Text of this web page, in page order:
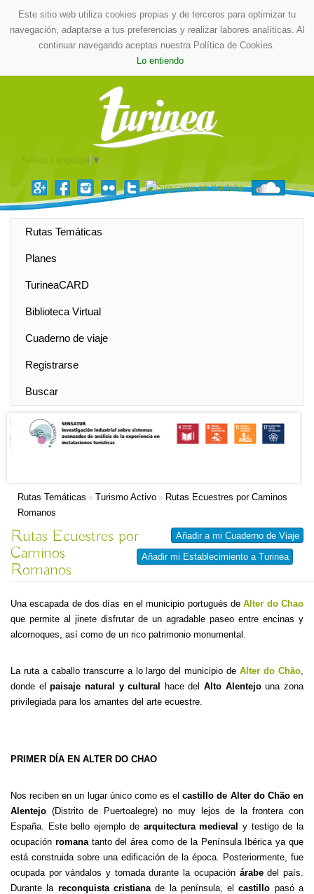
Este sitio web utiliza cookies propias y de terceros para optimizar tu
navegación, adaptarse a tus preferencias y realizar labores analíticas. Al
continuar navegando aceptas nuestra Política de Cookies.
Lo entiendo
▼
Rutas Temáticas
Planes
TurineaCARD
Biblioteca Virtual
Cuaderno de viaje
Registrarse
Buscar
Rutas Temáticas » Turismo Activo » Rutas Ecuestres por Caminos
Romanos
Añadir a mi Cuaderno de Viaje
Añadir mi Establecimiento a Turinea
Rutas Ecuestres por
Caminos
Romanos
Una escapada de dos días en el municipio portugués deAlter do Chao
que permite al jinete disfrutar de un agradable paseo entre encinas y
alcornoques, así como de un rico patrimonio monumental.
La ruta a caballo transcurre a lo largo del municipio deAlter do Chão,
donde elpaisaje natural y cultural hace delAlto Alentejouna zona
privilegiada para los amantes del arte ecuestre.
PRIMER DÍA EN ALTER DO CHAO
Nos reciben en un lugar único como es elcastillo de Alter do Chão en
Alentejo (Distrito de Puertoalegre) no muy lejos de la frontera con
España. Este bello ejemplo de arquitectura medieval y testigo de la
ocupación romanatanto del área como de la Península Ibérica ya que
está construida sobre una edificación de la época. Posteriormente, fue
ocupada por vándalos y tomada durante la ocupación árabedel país.
Durante la reconquista cristianade la península, elcastillo pasó a